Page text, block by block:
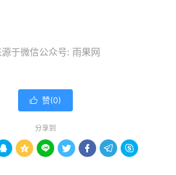
于微信公众号: 雨果网
 赞(0)
分享到
      